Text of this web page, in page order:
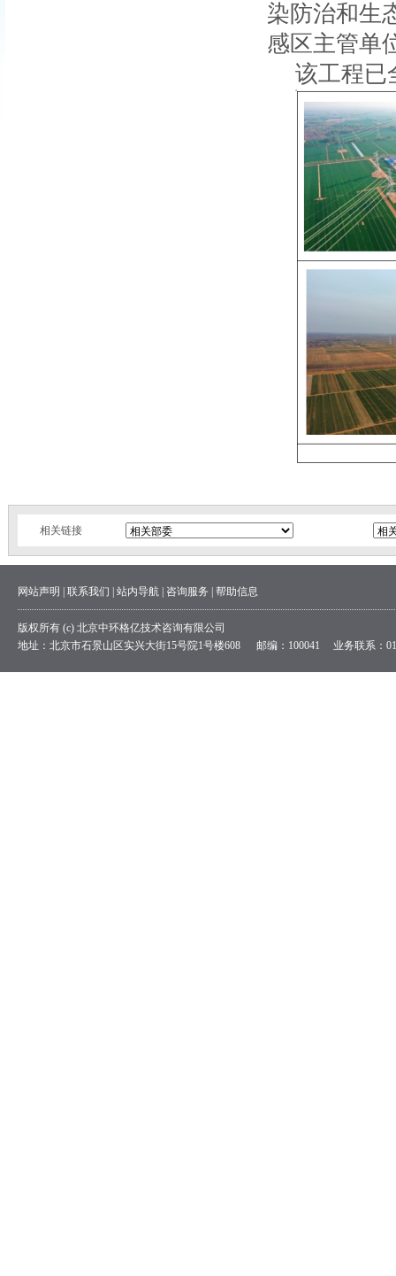
染防治和生
感区主管单
该工程已
相关链接
网站声明 联系我们 站内导航 咨询服务 帮助信息
版权所有 (c) 北京中环格亿技术咨询有限公司
地址：北京市石景山区实兴大街15号院1号楼608 邮编：100041 业务联系：